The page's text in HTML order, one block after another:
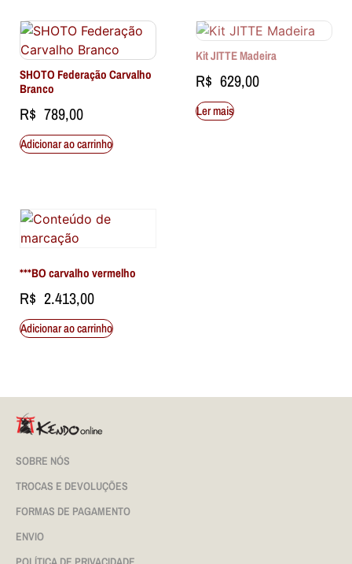
SHOTO Federação Carvalho
Branco
R$ 789,00
Adicionar ao carrinho
Kit JITTE Madeira
R$ 629,00
Ler mais
***BO carvalho vermelho
R$ 2.413,00
Adicionar ao carrinho
SOBRE NÓS
TROCAS E DEVOLUÇÕES
FORMAS DE PAGAMENTO
ENVIO